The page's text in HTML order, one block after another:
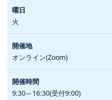
火
オンライン(Zoom)
9:30～16:30(受付9:00)